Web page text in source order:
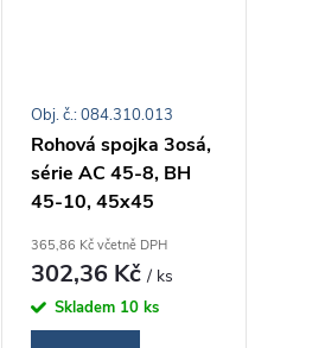
Rohová spojka 3osá,
série AC 45-8, BH
45-10, 45x45
365,86 Kč včetně DPH
302,36 Kč/ ks
Skladem 10 ks
Obj. č.: 084.310.013